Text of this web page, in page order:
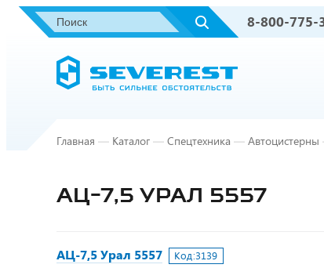
8-800-775-
Главная — Каталог — Спецтехника — Автоцистерны
АЦ-7,5 УРАЛ 5557
АЦ-7,5 Урал 5557 Код:3139